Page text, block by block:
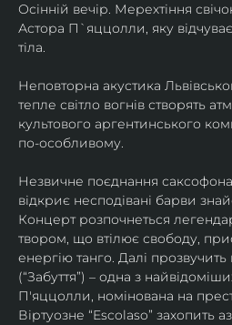
Осінній вечір. Мерехтіння
Астора П`яццолли, яку
тіла.
Неповторна акустика
тепле світло вогнів створять
культового аргентинського
по-особливому.
Незвичне поєднання
відкриє несподівані барви
Концерт розпочнеться
твором, що втілює свободу,
енергію танго. Далі
(“Забуття”) – одна з
П'яццолли, номінована на
Віртуозне “Escolaso” захопить